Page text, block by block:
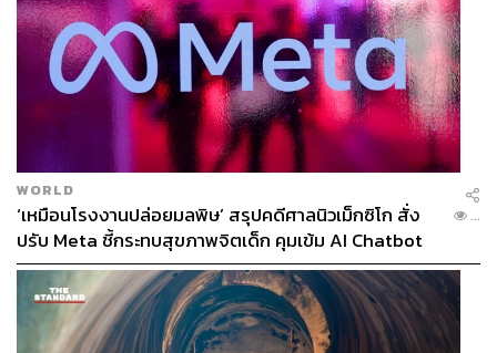
WORLD
‘เหมือนโรงงานปล่อยมลพิษ’ สรุปคดีศาลนิวเม็กซิโก สั่ง
ปรับ Meta ชี้กระทบสุขภาพจิตเด็ก คุมเข้ม AI Chatbot
...